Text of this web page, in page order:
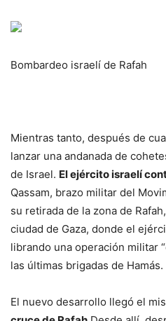
Bombardeo israelí de Rafah
Mientras tanto, después de
lanzar una andanada de
de Israel. El ejército israelí
Qassam, brazo militar del
su retirada de la zona de
ciudad de Gaza, donde el
librando una operación militar
las últimas brigadas de Hamás.
El nuevo desarrollo llegó el